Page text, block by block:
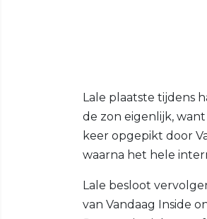
Lale plaatste tijdens
de zon eigenlijk,
keer opgepikt door
waarna het hele
Lale besloot
van Vandaag Inside